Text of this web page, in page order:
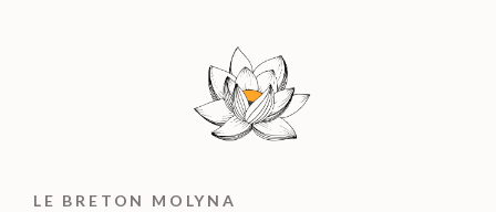
LE BRETON MOLYNA